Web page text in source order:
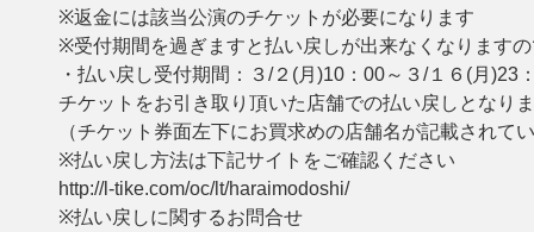
※返金には該当公演のチケットが必要になります
※受付期間を過ぎますと払い戻しが出来なくなります
・払い戻し受付期間：３/２(月)10：00～３/１６(月)23
チケットをお引き取り頂いた店舗での払い戻しとなり
（チケット券面左下にお買求めの店舗名が記載されて
※払い戻し方法は下記サイトをご確認ください
http://l-tike.com/oc/lt/haraimodoshi/
※払い戻しに関するお問合せ